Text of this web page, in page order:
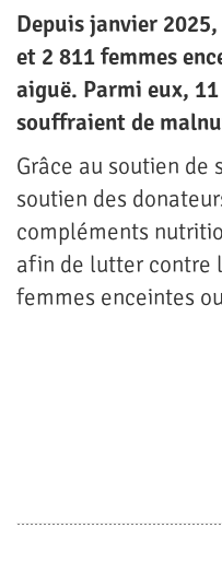
Depuis janvier
et 2 811 femmes
aiguë. Parmi eux,
souffraient de
Grâce au soutien de
soutien des
compléments
afin de lutter contre
femmes enceintes